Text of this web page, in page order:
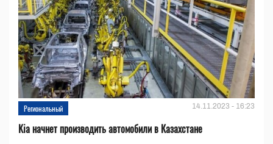
Региональный 14.11.2023 - 16:23
Kia начнет производить автомобили в Казахстане